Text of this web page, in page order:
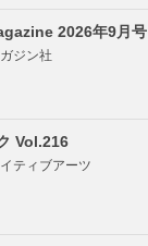
2026年9月号
ジン社
Vol.216
ティブアーツ